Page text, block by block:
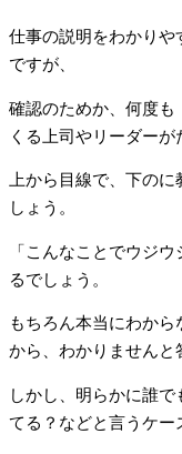
仕事の説明をわかりや
ですが、
確認のためか、何度も
くる上司やリーダーが
上から目線で、下のに
しょう。
「こんなことでウジ
るでしょう。
もちろん本当にわか
から、わかりませんと
しかし、明らかに誰
てる？などと言うケー